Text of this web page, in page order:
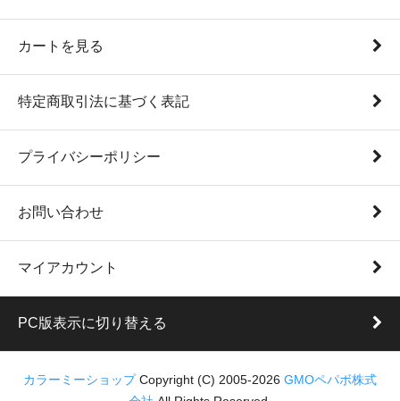
カートを見る
特定商取引法に基づく表記
プライバシーポリシー
お問い合わせ
マイアカウント
PC版表示に切り替える
カラーミーショップ Copyright (C) 2005-2026 GMOペパボ株式